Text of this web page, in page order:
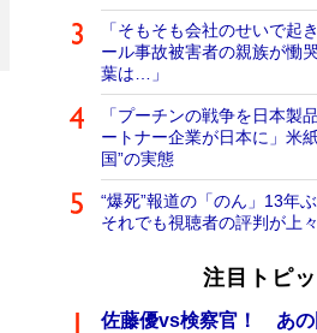
「そもそも会社のせいで
ール事故被害者の親族が慟
葉は…」
「プーチンの戦争を日本製
ートナー企業が日本に」米
国”の実態
“爆死”報道の「のん」13年
それでも視聴者の評判が上
注目トピ
佐藤優vs検察官！ あの